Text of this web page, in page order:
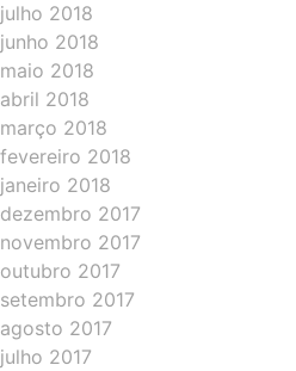
julho 2018
junho 2018
maio 2018
abril 2018
março 2018
fevereiro 2018
janeiro 2018
dezembro 2017
novembro 2017
outubro 2017
setembro 2017
agosto 2017
julho 2017